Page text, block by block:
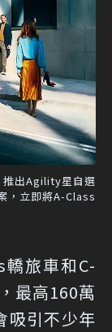
推出Agility星自選
，立即將A-Class
旅車和C-
最高160萬
吸引不少年